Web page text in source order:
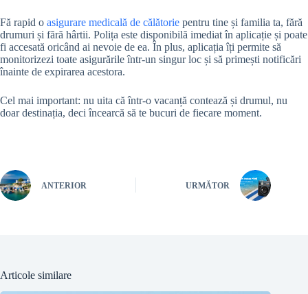
Fă rapid o asigurare medicală de călătorie pentru tine și familia ta, fără
drumuri și fără hârtii. Polița este disponibilă imediat în aplicație și poate
fi accesată oricând ai nevoie de ea. În plus, aplicația îți permite să
monitorizezi toate asigurările într-un singur loc și să primești notificări
înainte de expirarea acestora.
Cel mai important: nu uita că într-o vacanță contează și drumul, nu
doar destinația, deci încearcă să te bucuri de fiecare moment.
ANTERIOR URMĂTOR
Articole similare